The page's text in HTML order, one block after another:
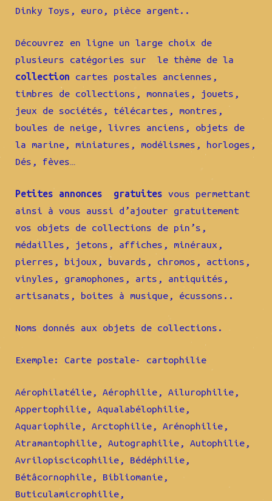
Dinky Toys, euro, pièce argent..
Découvrez en ligne un large choix de
plusieurs catégories sur le thème de la
collection cartes postales anciennes,
timbres de collections, monnaies, jouets,
jeux de sociétés, télécartes, montres,
boules de neige, livres anciens, objets de
la marine, miniatures, modélismes, horloges,
Dés, fèves…
Petites annonces gratuites vous permettant
ainsi à vous aussi d’ajouter gratuitement
vos objets de collections de pin’s,
médailles, jetons, affiches, minéraux,
pierres, bijoux, buvards, chromos, actions,
vinyles, gramophones, arts, antiquités,
artisanats, boites à musique, écussons..
Noms donnés aux objets de collections.
Exemple: Carte postale- cartophilie
Aérophilatélie, Aérophilie, Ailurophilie,
Appertophilie, Aqualabélophilie,
Aquariophile, Arctophilie, Arénophilie,
Atramantophilie, Autographilie, Autophilie,
Avrilopiscicophilie, Bédéphilie,
Bétâcornophile, Bibliomanie,
Buticulamicrophilie,